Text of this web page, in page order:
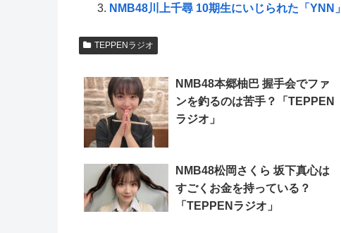
NMB48川上千尋 10期生にいじられた「YNN」
TEPPENラジオ
NMB48本郷柚巴 握手会でファ
ンを釣るのは苦手？「TEPPEN
ラジオ」
NMB48松岡さくら 坂下真心は
すごくお金を持っている？
「TEPPENラジオ」